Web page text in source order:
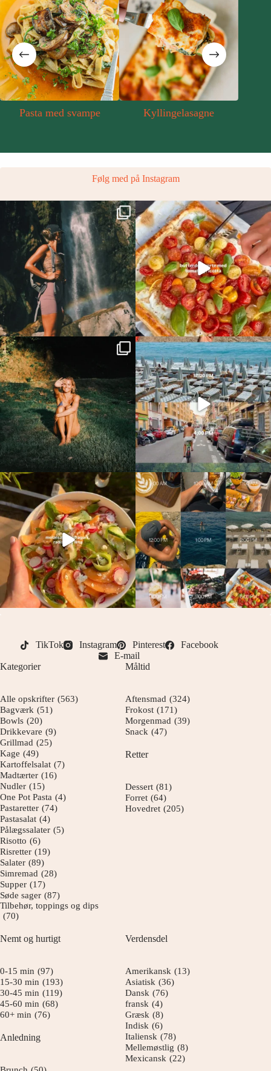
med svampe Kyllingelasagne
Følg med på Instagram
TikTok Instagram Pinterest
Facebook
E-mail
Kategorier
Alle opskrifter (563)
Bagværk (51)
Bowls (20)
Drikkevare (9)
Grillmad (25)
Kage (49)
Kartoffelsalat (7)
Madtærter (16)
Nudler (15)
One Pot Pasta (4)
Pastaretter (74)
Pastasalat (4)
Pålægssalater (5)
Risotto (6)
Risretter (19)
Salater (89)
Simremad (28)
Supper (17)
Søde sager (87)
Tilbehør, toppings og dips
(70)
Måltid
Aftensmad (324)
Frokost (171)
Morgenmad (39)
Snack (47)
Retter
Dessert (81)
Forret (64)
Hovedret (205)
Nemt og hurtigt
0-15 min (97)
15-30 min (193)
30-45 min (119)
45-60 min (68)
60+ min (76)
Anledning
Verdensdel
Amerikansk (13)
Asiatisk (36)
Dansk (76)
fransk (4)
Græsk (8)
Indisk (6)
Italiensk (78)
Mellemøstlig (8)
Mexicansk (22)